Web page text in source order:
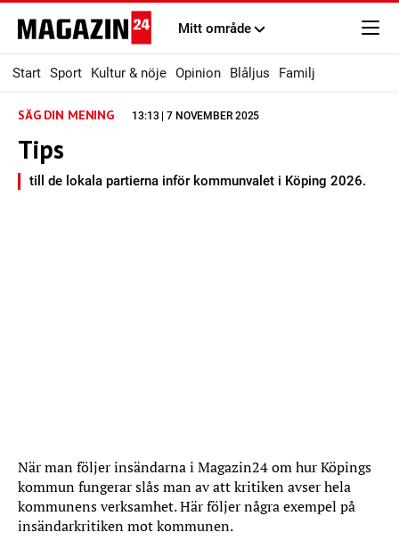
Mitt område
Start Sport Kultur & nöje Opinion Blåljus Familj
SÄG DIN MENING 13:13 | 7 NOVEMBER 2025
Tips
till de lokala partierna inför kommunvalet i Köping 2026.
När man följer insändarna i Magazin24 om hur Köpings
kommun fungerar slås man av att kritiken avser hela
kommunens verksamhet. Här följer några exempel på
insändarkritiken mot kommunen.